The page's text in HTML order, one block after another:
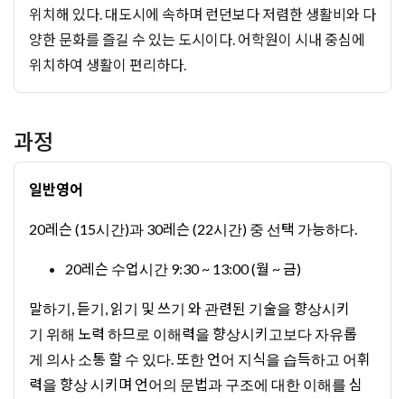
위치해 있다. 대도시에 속하며 런던보다 저렴한 생활비와 다
양한 문화를 즐길 수 있는 도시이다. 어학원이 시내 중심에
위치하여 생활이 편리하다.
과정
일반영어
20레슨 (15시간)과 30레슨 (22시간) 중 선택 가능하다.
20레슨 수업시간 9:30 ~ 13:00 (월 ~ 금)
말하기, 듣기, 읽기 및 쓰기 와 관련된 기술을 향상시키
기 위해 노력 하므로 이해력을 향상시키고보다 자유롭
게 의사 소통 할 수 있다. 또한 언어 지식을 습득하고 어휘
력을 향상 시키며 언어의 문법과 구조에 대한 이해를 심